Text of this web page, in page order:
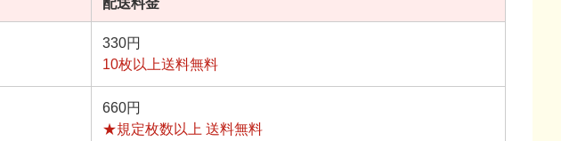
330円
10枚以上送料無料
660円
★規定枚数以上 送料無料